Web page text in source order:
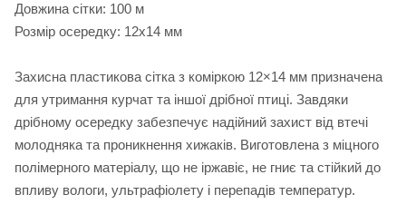
Довжина сітки: 100 м
Розмір осередку: 12х14 мм
Захисна пластикова сітка з коміркою 12×14 мм призначена
для утримання курчат та іншої дрібної птиці. Завдяки
дрібному осередку забезпечує надійний захист від втечі
молодняка та проникнення хижаків. Виготовлена з міцного
полімерного матеріалу, що не іржавіє, не гниє та стійкий до
впливу вологи, ультрафіолету і перепадів температур.